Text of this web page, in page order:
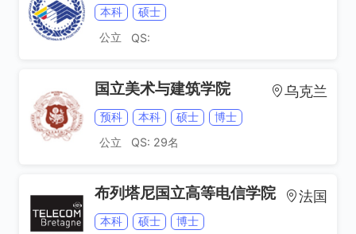
经济学 本科
硕士
公立
QS:
国立美术与建筑学院 乌克兰
预科 本科 硕士
博士
公立
QS: 29名
布列塔尼国立高等电信学院 法国
本科 硕士 博士